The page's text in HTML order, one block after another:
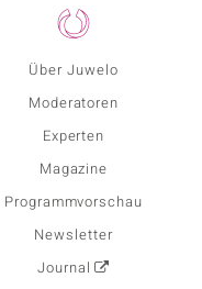
Über Juwelo
Moderatoren
Experten
Magazine
Programmvorschau
Newsletter
Journal